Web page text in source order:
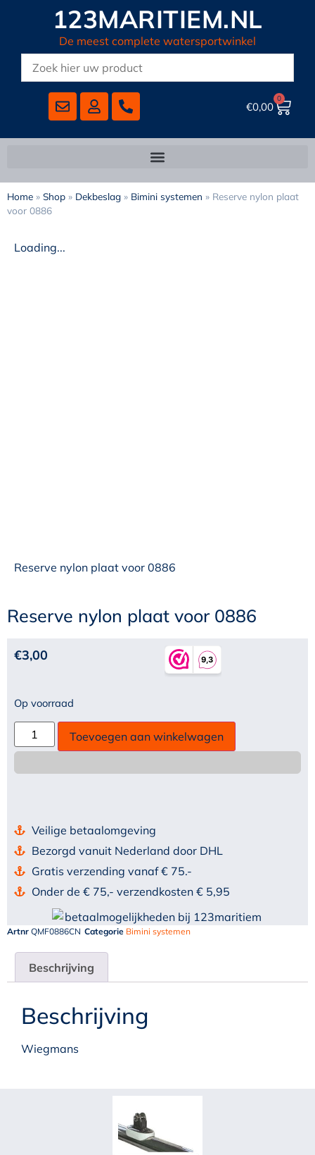
123MARITIEM.NL
De meest complete watersportwinkel
€0,00
0
Home » Shop » Dekbeslag » Bimini systemen » Reserve nylon plaat
voor 0886
Loading...
Reserve nylon plaat voor 0886
Reserve nylon plaat voor 0886
€3,00
Op voorraad
Toevoegen aan winkelwagen
Veilige betaalomgeving
Bezorgd vanuit Nederland door DHL
Gratis verzending vanaf € 75.-
Onder de € 75,- verzendkosten € 5,95
Artnr QMF0886CN Categorie Bimini systemen
Beschrijving
Beschrijving
Wiegmans